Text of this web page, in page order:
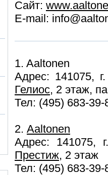
Сайт:
E-mail:
1. Aaltonen
Адрес: 141075,
Гелиос, 2 этаж,
Тел: (495) 683-
2. Aaltonen
Адрес: 141075,
Престиж, 2 этаж
Тел: (495) 683-